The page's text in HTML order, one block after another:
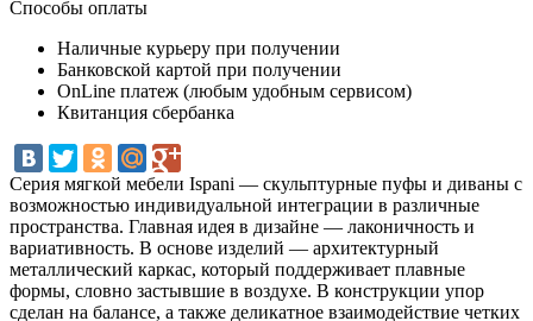
Способы оплаты
Наличные курьеру при получении
Банковской картой при получении
OnLine платеж (любым удобным сервисом)
Квитанция сбербанка
Серия мягкой мебели Ispani — скульптурные пуфы и диваны с
возможностью индивидуальной интеграции в различные
пространства. Главная идея в дизайне — лаконичность и
вариативность. В основе изделий — архитектурный
металлический каркас, который поддерживает плавные
формы, словно застывшие в воздухе. В конструкции упор
сделан на балансе, а также деликатное взаимодействие четких